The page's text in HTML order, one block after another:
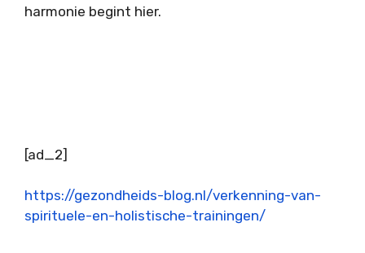
harmonie begint hier.
BERICHTNAVIGATIE
[ad_2]
https://gezondheids-blog.nl/verkenning-van-
spirituele-en-holistische-trainingen/